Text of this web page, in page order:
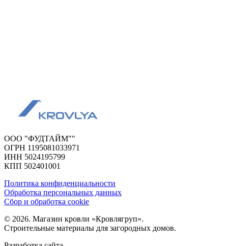
ООО "ФУДТАЙМ""
ОГРН 1195081033971
ИНН 5024195799
КПП 502401001
Политика конфиденциальности
Обработка персональных данных
Сбор и обработка cookie
© 2026. Магазин кровли «Кровлягруп».
Строительные материалы для загородных домов.